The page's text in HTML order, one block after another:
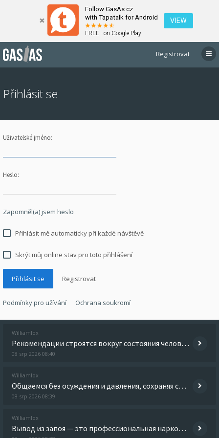
Follow GasAs.cz
with Tapatalk for Android
FREE - on Google Play
VIEW
Registrovat
Přihlásit se
Uživatelské jméno:
Heslo:
Zapomněl(a) jsem heslo
Přihlásit mě automaticky při každé návštěvě
Skrýt můj online stav pro toto přihlášení
Registrovat
Podmínky pro užívání Ochrana soukromí
Williamlox
Рекомендации строятся вокруг состояния человека, а не по универсальному шаблону для всех случаев. Разобраться лучше -
08 srp 2026 08:40
Williamlox
Общаемся без осуждения и давления, сохраняя спокойную атмосферу для пациента и семьи. Получить больше информации - выв
08 srp 2026 08:39
Williamlox
Вывод из запоя — это профессиональная наркологическая помощь, направленная на безопасное прерывание длительного употребл